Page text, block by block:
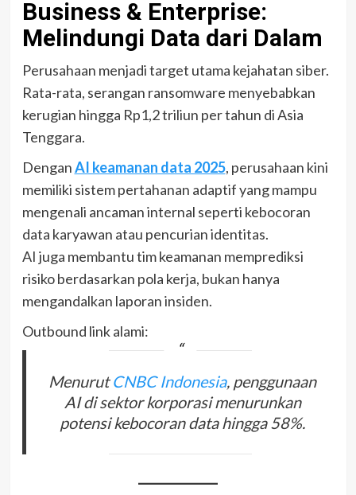
Business & Enterprise:
Melindungi Data dari Dalam
Perusahaan menjadi target utama kejahatan siber.
Rata-rata, serangan ransomware menyebabkan
kerugian hingga Rp1,2 triliun per tahun di Asia
Tenggara.
DenganAI keamanan data 2025, perusahaan kini
memiliki sistem pertahanan adaptif yang mampu
mengenali ancaman internal seperti kebocoran
data karyawan atau pencurian identitas.
AI juga membantu tim keamanan memprediksi
risiko berdasarkan pola kerja, bukan hanya
mengandalkan laporan insiden.
Outbound link alami:
MenurutCNBC Indonesia, penggunaan
AI di sektor korporasi menurunkan
potensi kebocoran data hingga 58%.